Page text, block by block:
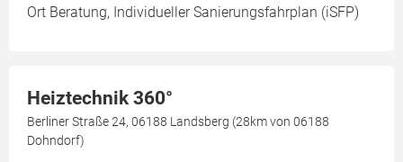
Ort Beratung, Individueller Sanierungsfahrplan (iSFP)
Heiztechnik 360°
Berliner Straße 24, 06188 Landsberg (28km von 06188
Dohndorf)